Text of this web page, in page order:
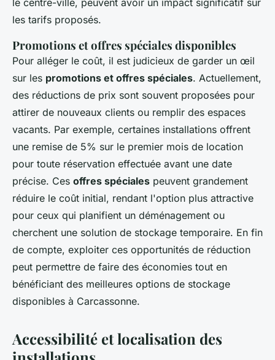
les tarifs proposés.
Promotions et offres spéciales disponibles
Pour alléger le coût, il est judicieux de garder un œil
sur les promotions et offres spéciales. Actuellement,
des réductions de prix sont souvent proposées pour
attirer de nouveaux clients ou remplir des espaces
vacants. Par exemple, certaines installations offrent
une remise de 5% sur le premier mois de location
pour toute réservation effectuée avant une date
précise. Ces offres spéciales peuvent grandement
réduire le coût initial, rendant l'option plus attractive
pour ceux qui planifient un déménagement ou
cherchent une solution de stockage temporaire. En fin
de compte, exploiter ces opportunités de réduction
peut permettre de faire des économies tout en
bénéficiant des meilleures options de stockage
disponibles à Carcassonne.
Accessibilité et localisation des